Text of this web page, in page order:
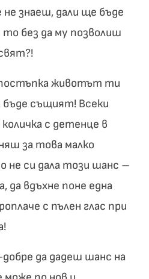
знаеш, дали ще бъде
без да му позволиш
постъпка животът ти
бъде същият! Всеки
с детенце в
за това малко
не си дала този шанс –
да вдъхне поне една
с пълен глас при
да дадеш шанс на